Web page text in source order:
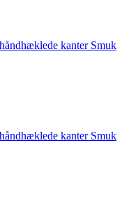
kanter Smuk
kanter Smuk